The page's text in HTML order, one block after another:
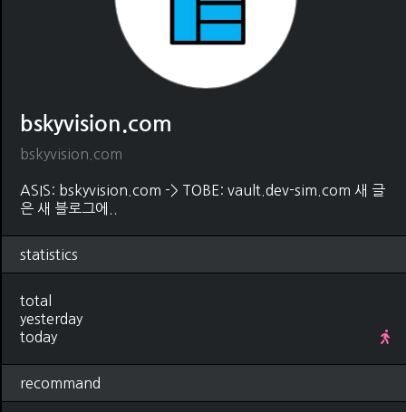
bskyvision.com
bskyvision.com
ASIS: bskyvision.com -> TOBE: vault.dev-sim.com 새 글
은 새 블로그에..
statistics
total
yesterday
today
recommand